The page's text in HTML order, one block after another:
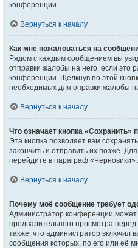
конференции.
Вернуться к началу
Как мне пожаловаться на
Рядом с каждым сообщением вы
отправки жалобы на него, если это
конференции. Щёлкнув по этой
необходимых для оправки жалобы
Вернуться к началу
Что означает кнопка «Сохранить»
Эта кнопка позволяет вам
закончить и отправить их позже.
перейдите в параграф «Черновики»
Вернуться к началу
Почему моё сообщение требует
Администратор конференции
предварительного просмотра
также, что администратор включил
сообщения которых, по его или её